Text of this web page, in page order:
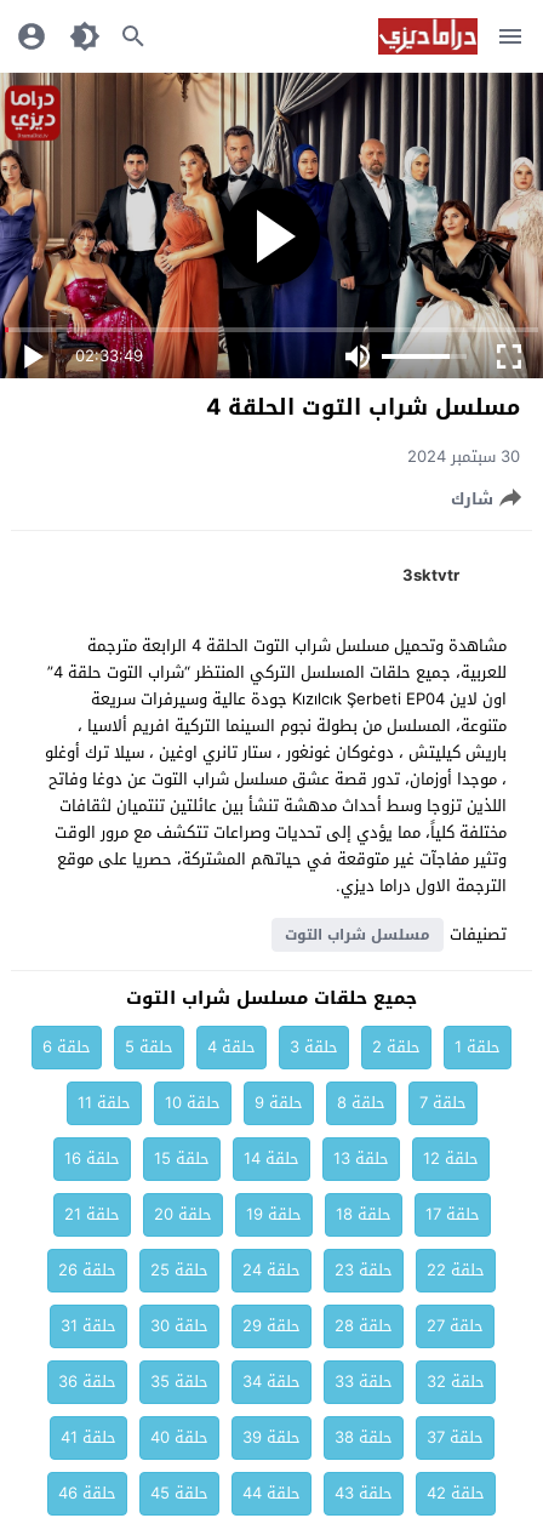
02:33:49
مسلسل شراب التوت الحلقة 4
30 سبتمبر 2024
شارك
3sktvtr
مشاهدة وتحميل مسلسل شراب التوت الحلقة 4 الرابعة مترجمة
للعربية، جميع حلقات المسلسل التركي المنتظر “شراب التوت حلقة 4”
اون لاين Kızılcık Şerbeti EP04 جودة عالية وسيرفرات سريعة
متنوعة، المسلسل من بطولة نجوم السينما التركية افريم ألاسيا ،
باريش كيليتش ، دوغوكان غونغور ، ستار تانري اوغين ، سيلا ترك أوغلو
، موجدا أوزمان، تدور قصة عشق مسلسل شراب التوت عن دوغا وفاتح
اللذين تزوجا وسط أحداث مدهشة تنشأ بين عائلتين تنتميان لثقافات
مختلفة كلياً، مما يؤدي إلى تحديات وصراعات تتكشف مع مرور الوقت
وتثير مفاجآت غير متوقعة في حياتهم المشتركة، حصريا على موقع
الترجمة الاول دراما ديزي.
تصنيفات
مسلسل شراب التوت
جميع حلقات مسلسل شراب التوت
حلقة 1 حلقة 2 حلقة 3 حلقة 4 حلقة 5
حلقة 6
حلقة 7
حلقة 8 حلقة 9 حلقة 10
حلقة 11
حلقة 12
حلقة 13 حلقة 14 حلقة 15
حلقة 16
حلقة 17
حلقة 18 حلقة 19 حلقة 20
حلقة 21
حلقة 22
حلقة 23 حلقة 24 حلقة 25
حلقة 26
حلقة 27
حلقة 28 حلقة 29 حلقة 30
حلقة 31
حلقة 32
حلقة 33 حلقة 34 حلقة 35
حلقة 36
حلقة 37
حلقة 38 حلقة 39 حلقة 40
حلقة 41
حلقة 42
حلقة 43 حلقة 44 حلقة 45
حلقة 46